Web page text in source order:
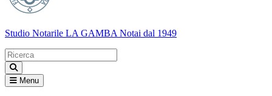
Studio Notarile LA GAMBA Notai dal 1949
Menu